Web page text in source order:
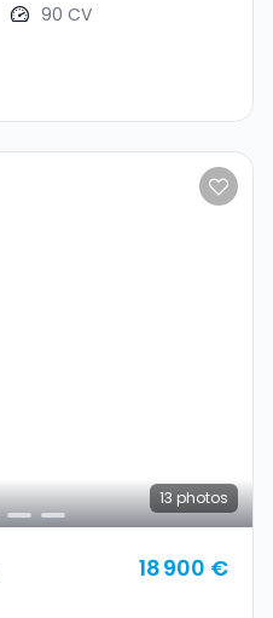
90 CV
13 photos
18 900 €